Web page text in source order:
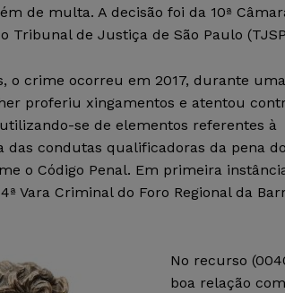
de multa. A decisão foi da 10ª
Tribunal de Justiça de São Paulo
o crime ocorreu em 2017, durante uma
proferiu xingamentos e atentou
se de elementos referentes à
das condutas qualificadoras da pena
o Código Penal. Em primeira
Vara Criminal do Foro Regional da
No recurso
boa relação